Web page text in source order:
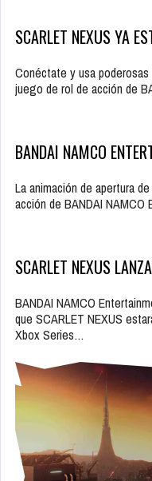
SCARLET NEXUS YA
Conéctate y usa
juego de rol de acción de
BANDAI NAMCO
La animación de apertura
acción de BANDAI
SCARLET NEXUS
BANDAI NAMCO
que SCARLET NEXUS
Xbox Series…